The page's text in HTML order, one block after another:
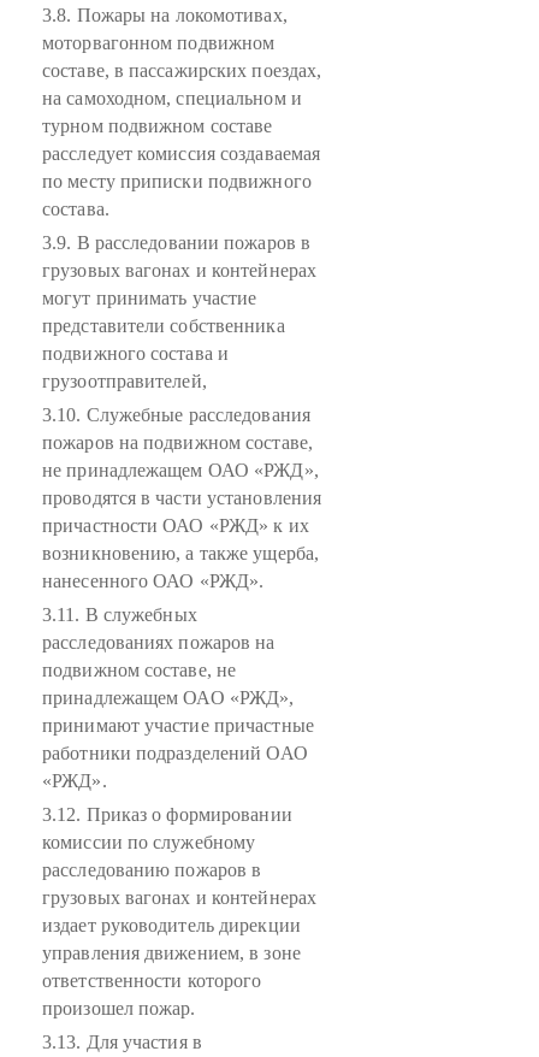
3.8. Пожары на локомотивах,
моторвагонном подвижном
составе, в пассажирских поездах,
на самоходном, специальном и
турном подвижном составе
расследует комиссия создаваемая
по месту приписки подвижного
состава.
3.9. В расследовании пожаров в
грузовых вагонах и контейнерах
могут принимать участие
представители собственника
подвижного состава и
грузоотправителей,
3.10. Служебные расследования
пожаров на подвижном составе,
не принадлежащем ОАО «РЖД»,
проводятся в части установления
причастности ОАО «РЖД» к их
возникновению, а также ущерба,
нанесенного ОАО «РЖД».
3.11. В служебных
расследованиях пожаров на
подвижном составе, не
принадлежащем ОАО «РЖД»,
принимают участие причастные
работники подразделений ОАО
«РЖД».
3.12. Приказ о формировании
комиссии по служебному
расследованию пожаров в
грузовых вагонах и контейнерах
издает руководитель дирекции
управления движением, в зоне
ответственности которого
произошел пожар.
3.13. Для участия в